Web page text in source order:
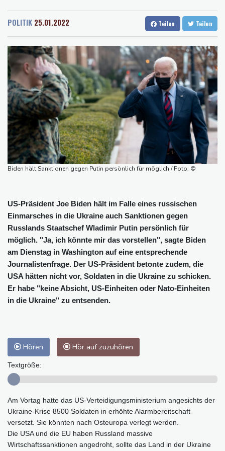
Dresden
Wien
23 °C
Baden-Baden
14 °C
Röwekamp: Innenministerium muss zentral für Drohnenabwehr
Trump unternimmt neuen Vorstoß im Streit um US-
Staatsbürgerschaft
Erdogan reist zu Dreier-Gipfel mit Pakistan nach Saudi-Arabien
58 Soldaten im Jemen bei Huthi-Angriffen getötet - Regierung
kündigt Vergeltung an
UEFA hält an FIFA-Boykott fest - CAF hält zu Infantino
Jemen: 38 Soldaten bei Huthi-Angriffen getötet - Regierung
kündigt Vergeltung an
Mindestens zwei Tote bei Bombenexplosion in Kleinbus nahe
Damaskus
POLITIK 25.01.2022 Teilen Teilen
Biden hält Sanktionen gegen Putin persönlich für möglich / Foto: ©
US-Präsident Joe Biden hält im Falle eines russischen
Einmarsches in die Ukraine auch Sanktionen gegen
Russlands Staatschef Wladimir Putin persönlich für
möglich. "Ja, ich könnte mir das vorstellen", sagte Biden
am Dienstag in Washington auf eine entsprechende
Journalistenfrage. Der US-Präsident betonte zudem, die
USA hätten nicht vor, Soldaten in die Ukraine zu schicken.
Er habe "keine Absicht, US-Einheiten oder Nato-Einheiten
in die Ukraine" zu entsenden.
Hören Hör auf zuzuhören
Textgröße:
Am Vortag hatte das US-Verteidigungsministerium angesichts der
Ukraine-Krise 8500 Soldaten in erhöhte Alarmbereitschaft
versetzt. Sie könnten nach Osteuropa verlegt werden.
Die USA und die EU haben Russland massive
Wirtschaftssanktionen angedroht, sollte das Land in der Ukraine